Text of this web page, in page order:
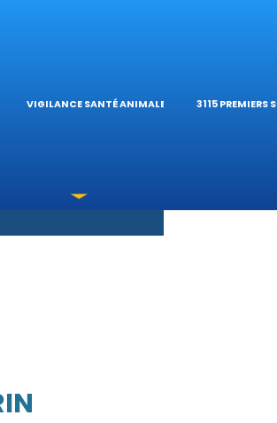
DU
VIGILANCE SANTÉ ANIMALE
GUIDES
3115 PREMIERS